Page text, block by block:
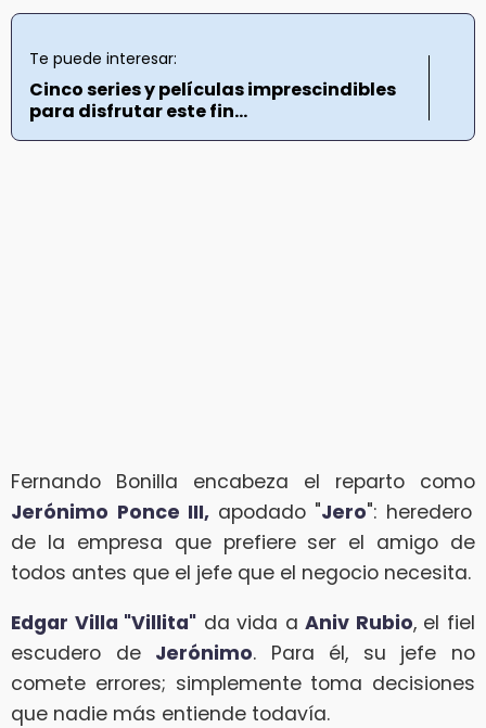
Te puede interesar:
Cinco series y películas imprescindibles
para disfrutar este fin...
Fernando Bonilla encabeza el reparto como
Jerónimo Ponce III, apodado "Jero": heredero
de la empresa que prefiere ser el amigo de
todos antes que el jefe que el negocio necesita.
Edgar Villa "Villita" da vida aAniv Rubio, el fiel
escudero de Jerónimo. Para él, su jefe no
comete errores; simplemente toma decisiones
que nadie más entiende todavía.